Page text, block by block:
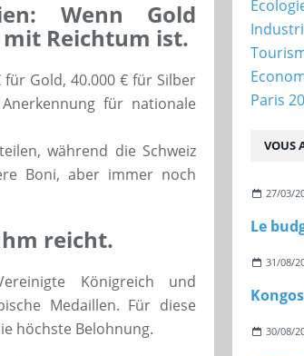
Wenn Gold
Reichtum ist.
Gold, 40.000 € für Silber
für nationale
während die Schweiz
Boni, aber immer noch
reicht.
Königreich und
Medaillen. Für diese
höchste Belohnung.
VOUS
27/03/
Le
31/08/
30/08/
Paris